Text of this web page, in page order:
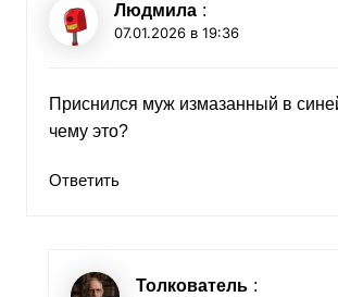
Людмила :
07.01.2026 в 19:36
Приснился муж измазанный в
чему это?
Ответить
Толкователь :